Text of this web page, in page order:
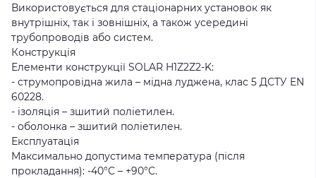
Використовується для стаціонарних установок як
внутрішніх, так і зовнішніх, а також усередині
трубопроводів або систем.
Конструкція
Елементи конструкції SOLAR H1Z2Z2-K:
- струмопровідна жила – мідна луджена, клас 5 ДСТУ EN
60228.
- ізоляція – зшитий поліетилен.
- оболонка – зшитий поліетилен.
Експлуатація
Максимально допустима температура (після
прокладання): -40°C – +90°C.